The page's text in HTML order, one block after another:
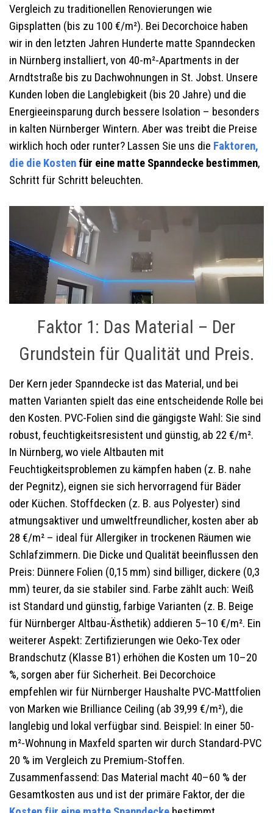
Vergleich zu traditionellen Renovierungen wie
Gipsplatten (bis zu 100 €/m²). Bei Decorchoice haben
wir in den letzten Jahren Hunderte matte Spanndecken
in Nürnberg installiert, von 40-m²-Apartments in der
Arndtstraße bis zu Dachwohnungen in St. Jobst. Unsere
Kunden loben die Langlebigkeit (bis 20 Jahre) und die
Energieeinsparung durch bessere Isolation – besonders
in kalten Nürnberger Wintern. Aber was treibt die Preise
wirklich hoch oder runter? Lassen Sie uns die Faktoren,
die die Kostenfür eine matte Spanndecke bestimmen,
Schritt für Schritt beleuchten.
Faktor 1: Das Material – Der
Grundstein für Qualität und Preis.
Der Kern jeder Spanndecke ist das Material, und bei
matten Varianten spielt das eine entscheidende Rolle bei
den Kosten. PVC-Folien sind die gängigste Wahl: Sie sind
robust, feuchtigkeitsresistent und günstig, ab 22 €/m².
In Nürnberg, wo viele Altbauten mit
Feuchtigkeitsproblemen zu kämpfen haben (z. B. nahe
der Pegnitz), eignen sie sich hervorragend für Bäder
oder Küchen. Stoffdecken (z. B. aus Polyester) sind
atmungsaktiver und umweltfreundlicher, kosten aber ab
28 €/m² – ideal für Allergiker in trockenen Räumen wie
Schlafzimmern. Die Dicke und Qualität beeinflussen den
Preis: Dünnere Folien (0,15 mm) sind billiger, dickere (0,3
mm) teurer, da sie stabiler sind. Farbe zählt auch: Weiß
ist Standard und günstig, farbige Varianten (z. B. Beige
für Nürnberger Altbau-Ästhetik) addieren 5–10 €/m². Ein
weiterer Aspekt: Zertifizierungen wie Oeko-Tex oder
Brandschutz (Klasse B1) erhöhen die Kosten um 10–20
%, sorgen aber für Sicherheit. Bei Decorchoice
empfehlen wir für Nürnberger Haushalte PVC-Mattfolien
von Marken wie Brilliance Ceiling (ab 39,99 €/m²), die
langlebig und lokal verfügbar sind. Beispiel: In einer 50-
m²-Wohnung in Maxfeld sparten wir durch Standard-PVC
20 % im Vergleich zu Premium-Stoffen.
Zusammenfassend: Das Material macht 40–60 % der
Gesamtkosten aus und ist der primäre Faktor, der die